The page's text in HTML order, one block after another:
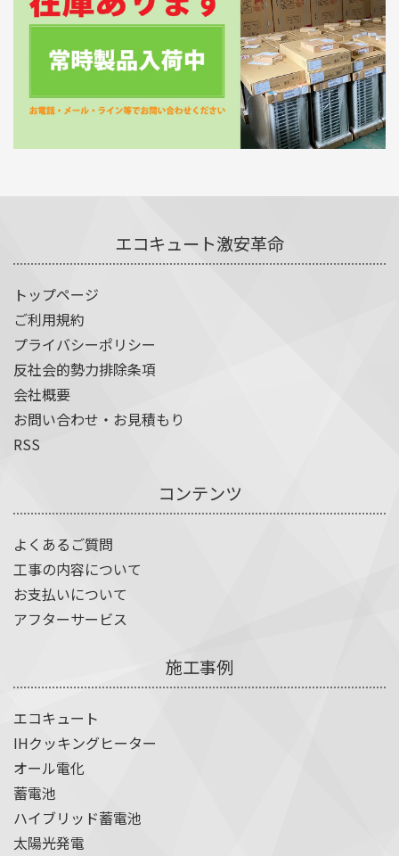
エコキュート激安革命
トップページ
ご利用規約
プライバシーポリシー
反社会的勢力排除条項
会社概要
お問い合わせ・お見積もり
RSS
コンテンツ
よくあるご質問
工事の内容について
お支払いについて
アフターサービス
施工事例
エコキュート
IHクッキングヒーター
オール電化
蓄電池
ハイブリッド蓄電池
太陽光発電